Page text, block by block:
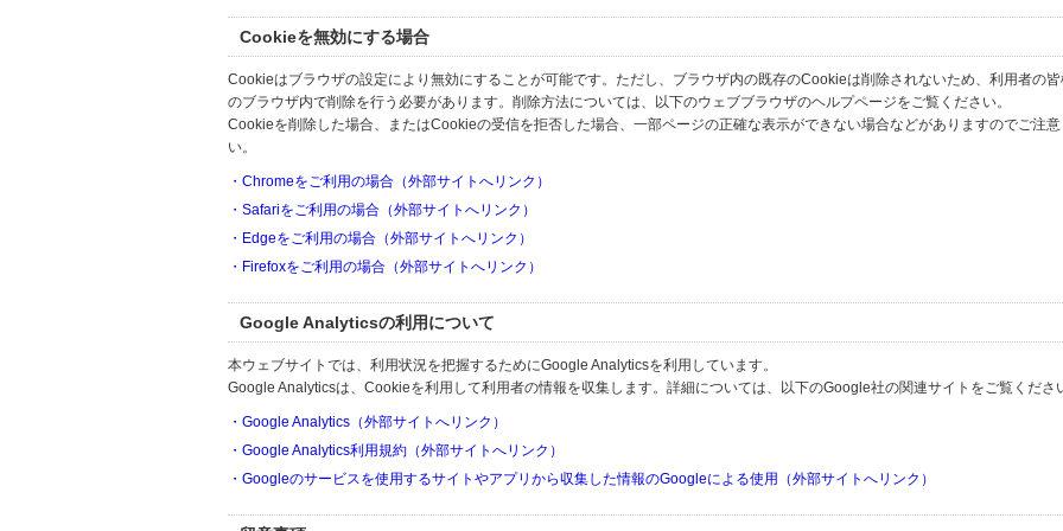
Cookieを無効にする場合
Cookieはブラウザの設定により無効にすることが可能です。ただし、ブラウザ内の既存のCookieは削除されないため、利用者の
のブラウザ内で削除を行う必要があります。削除方法については、以下のウェブブラウザのヘルプページをご覧ください。
Cookieを削除した場合、またはCookieの受信を拒否した場合、一部ページの正確な表示ができない場合などがありますのでご注意
い。
・Chromeをご利用の場合（外部サイトへリンク）
・Safariをご利用の場合（外部サイトへリンク）
・Edgeをご利用の場合（外部サイトへリンク）
・Firefoxをご利用の場合（外部サイトへリンク）
Google Analyticsの利用について
本ウェブサイトでは、利用状況を把握するためにGoogle Analyticsを利用しています。
Google Analyticsは、Cookieを利用して利用者の情報を収集します。詳細については、以下のGoogle社の関連サイトをご覧くださ
・Google Analytics（外部サイトへリンク）
・Google Analytics利用規約（外部サイトへリンク）
・Googleのサービスを使用するサイトやアプリから収集した情報のGoogleによる使用（外部サイトへリンク）